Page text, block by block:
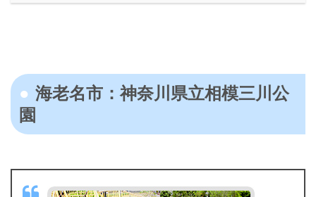
海老名市：神奈川県立相模三川公
園